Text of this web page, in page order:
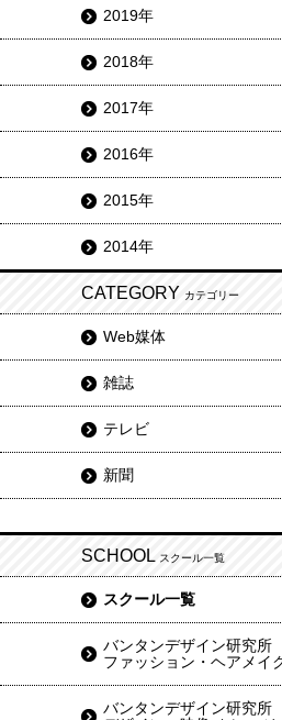
2019年
2018年
2017年
2016年
2015年
2014年
CATEGORY カテゴリー
Web媒体
雑誌
テレビ
新聞
SCHOOL スクール一覧
スクール一覧
バンタンデザイン研究所
ファッション・ヘアメイ
バンタンデザイン研究所